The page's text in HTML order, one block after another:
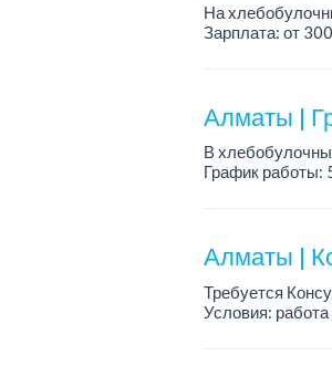
На
Зарплата: от
Алматы |
В
График работы:
Алматы |
Требуется
Условия: